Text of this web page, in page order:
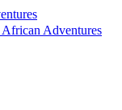
African Adventures